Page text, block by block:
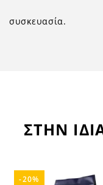
συσκευασία.
ΣΤΗΝ
-20%